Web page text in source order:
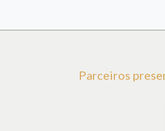
Parceiros